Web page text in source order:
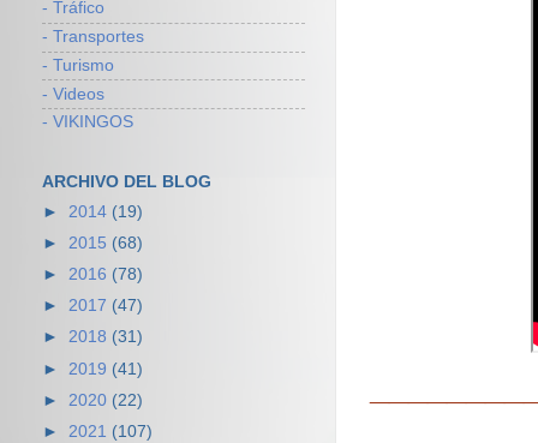
- Tráfico
- Transportes
- Turismo
- Videos
- VIKINGOS
ARCHIVO DEL BLOG
► 2014 (19)
► 2015 (68)
► 2016 (78)
► 2017 (47)
► 2018 (31)
► 2019 (41)
► 2020 (22)
► 2021 (107)